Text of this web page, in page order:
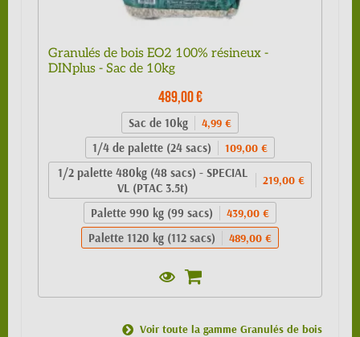
Granulés de bois EO2 100% résineux -
DINplus - Sac de 10kg
489,00 €
Sac de 10kg 4,99 €
1/4 de palette (24 sacs) 109,00 €
1/2 palette 480kg (48 sacs) - SPECIAL
VL (PTAC 3.5t)
219,00 €
Palette 990 kg (99 sacs) 439,00 €
Palette 1120 kg (112 sacs) 489,00 €
Voir toute la gamme Granulés de bois